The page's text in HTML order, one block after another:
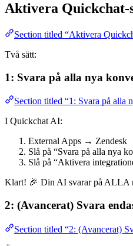
Aktivera
Section titled “Aktivera
Två sätt:
1: Svara på alla nya
Section titled “1: Svara på alla
I Quickchat AI:
External Apps → Zendesk
Slå på “Svara på alla nya
Slå på “Aktivera
Klart! 🎉 Din AI svarar på ALLA
2: (Avancerat) Svara
Section titled “2: (Avancerat)